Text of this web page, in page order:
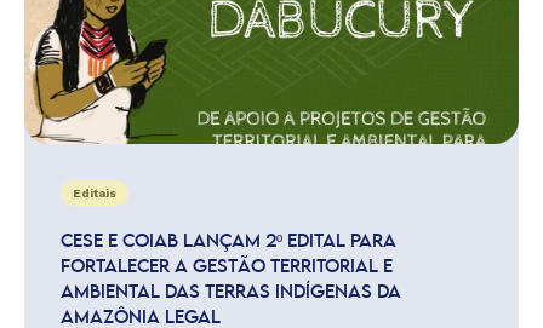
Editais
CESE E COIAB LANÇAM 2º EDITAL PARA
FORTALECER A GESTÃO TERRITORIAL E
AMBIENTAL DAS TERRAS INDÍGENAS DA
AMAZÔNIA LEGAL